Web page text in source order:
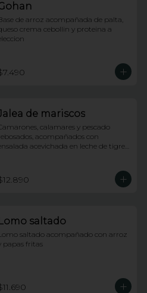
de arroz acompañada de palta,
crema cebollin y proteina a
de mariscos
calamares y pescado
acompañados con
acevichada en leche de tigre
Lomo saltado
saltado acompañado con arroz
papas fritas